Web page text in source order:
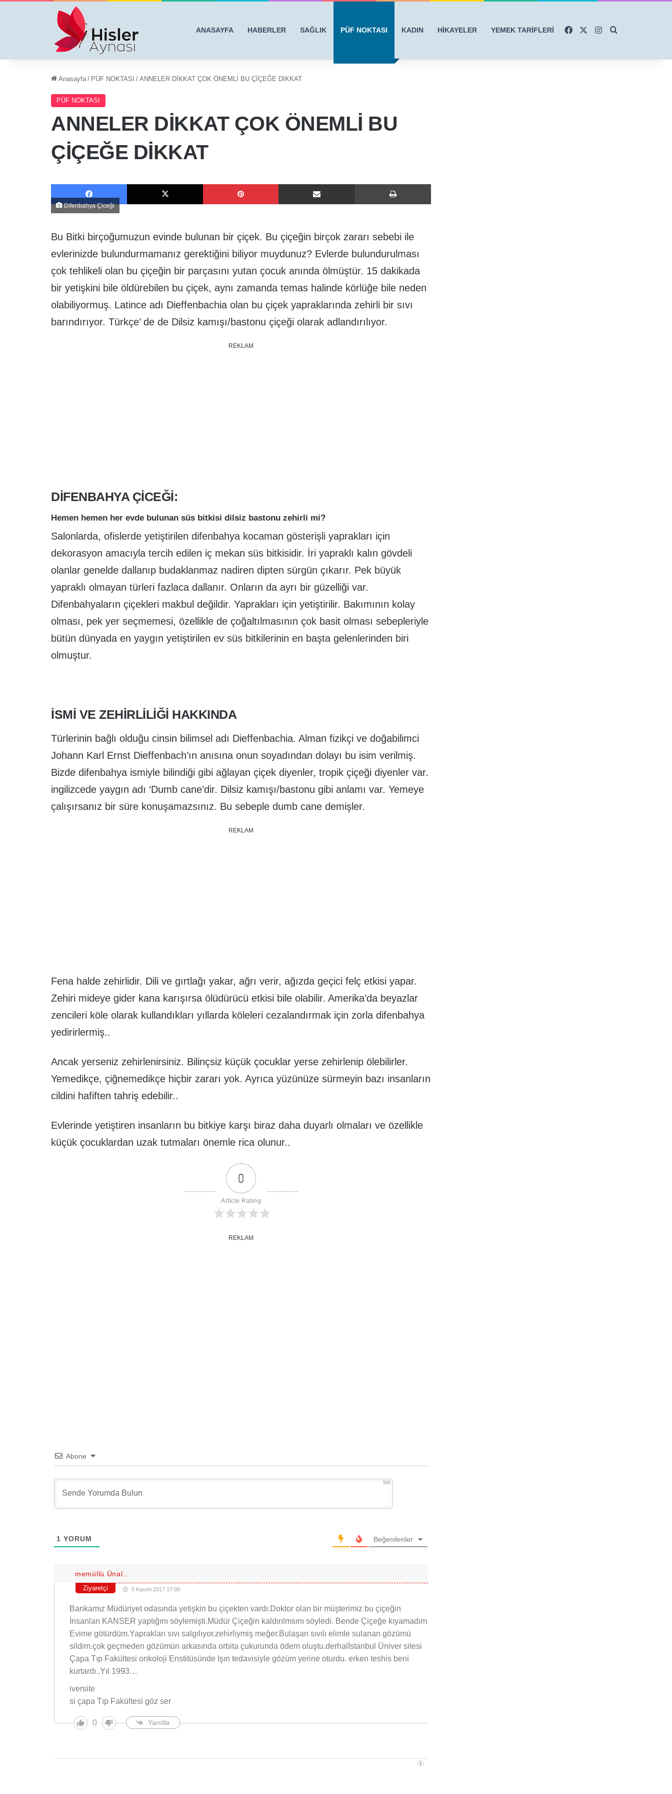
ANASAYFA HABERLER SAĞLIK PÜF NOKTASI KADIN HİKAYELER YEMEK TARİFLERİ FacebookInstagram
Anasayfa / PÜF NOKTASI / ANNELER DİKKAT ÇOK ÖNEMLİ BU ÇİÇEĞE DİKKAT
PÜF NOKTASI
ANNELER DİKKAT ÇOK ÖNEMLİ BU
ÇİÇEĞE DİKKAT
Facebook X Pinterest E-Posta ile paylaş Yazdır
Difenbahya Çiceği
Bu Bitki birçoğumuzun evinde bulunan bir çiçek. Bu çiçeğin birçok zararı sebebi ile
evlerinizde bulundurmamanız gerektiğini biliyor muydunuz? Evlerde bulundurulması
çok tehlikeli olan bu çiçeğin bir parçasını yutan çocuk anında ölmüştür. 15 dakikada
bir yetişkini bile öldürebilen bu çiçek, aynı zamanda temas halinde körlüğe bile neden
olabiliyormuş. Latince adı Dieffenbachia olan bu çiçek yapraklarında zehirli bir sıvı
barındırıyor. Türkçe’ de de Dilsiz kamışı/bastonu çiçeği olarak adlandırılıyor.
REKLAM
DIFENBAHYA ÇICEĞI:
Hemen hemen her evde bulunan süs bitkisi dilsiz bastonu zehirli mi?
Salonlarda, ofislerde yetiştirilen difenbahya kocaman gösterişli yaprakları için
dekorasyon amacıyla tercih edilen iç mekan süs bitkisidir. İri yapraklı kalın gövdeli
olanlar genelde dallanıp budaklanmaz nadiren dipten sürgün çıkarır. Pek büyük
yapraklı olmayan türleri fazlaca dallanır. Onların da ayrı bir güzelliği var.
Difenbahyaların çiçekleri makbul değildir. Yaprakları için yetiştirilir. Bakımının kolay
olması, pek yer seçmemesi, özellikle de çoğaltılmasının çok basit olması sebepleriyle
bütün dünyada en yaygın yetiştirilen ev süs bitkilerinin en başta gelenlerinden biri
olmuştur.
İSMI VE ZEHIRLILIĞI HAKKINDA
Türlerinin bağlı olduğu cinsin bilimsel adı Dieffenbachia. Alman fizikçi ve doğabilimci
Johann Karl Ernst Dieffenbach’ın anısına onun soyadından dolayı bu isim verilmiş.
Bizde difenbahya ismiyle bilindiği gibi ağlayan çiçek diyenler, tropik çiçeği diyenler var.
ingilizcede yaygın adı ‘Dumb cane’dir. Dilsiz kamışı/bastonu gibi anlamı var. Yemeye
çalışırsanız bir süre konuşamazsınız. Bu sebeple dumb cane demişler.
REKLAM
Fena halde zehirlidir. Dili ve gırtlağı yakar, ağrı verir, ağızda geçici felç etkisi yapar.
Zehiri mideye gider kana karışırsa ölüdürücü etkisi bile olabilir. Amerika’da beyazlar
zencileri köle olarak kullandıkları yıllarda köleleri cezalandırmak için zorla difenbahya
yedirirlermiş..
Ancak yerseniz zehirlenirsiniz. Bilinçsiz küçük çocuklar yerse zehirlenip ölebilirler.
Yemedikçe, çiğnemedikçe hiçbir zararı yok. Ayrıca yüzünüze sürmeyin bazı insanların
cildini hafiften tahriş edebilir..
Evlerinde yetiştiren insanların bu bitkiye karşı biraz daha duyarlı olmaları ve özellikle
küçük çocuklardan uzak tutmaları önemle rica olunur..
0
Article Rating
REKLAM
Abone
500
1 YORUM Beğenilenler
memüllü Ünal..
Ziyaretçi 5 Kasım 2017 17:00
Bankamız Müdüriyet odasında yetişkin bu çiçekten vardı.Doktor olan bir müşterimiz bu çiçeğin
İnsanları KANSER yaptığını söylemişti.Müdür Çiçeğin kaldırılmsını söyledi. Bende Çiçeğe kıyamadım
Evime götürdüm.Yaprakları sıvı salgılıyor.zehirliymiş meğer.Bulaşan sıvılı elimle sulanan gözümü
sildim.çok geçmeden gözümün arkasında orbita çukurunda ödem oluştu.derhalİstanbul Üniver sitesi
Çapa Tıp Fakültesi onkoloji Enstitüsünde Işın tedavisiyle gözüm yerine oturdu. erken teshis beni
kurtardı..Yıl 1993…
iversite
si çapa Tıp Fakültesi göz ser
0 Yanıtla